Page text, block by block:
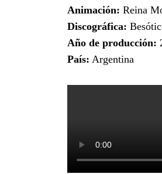
Animación: Reina
Discográfica:
Año de producción:
País: Argentina